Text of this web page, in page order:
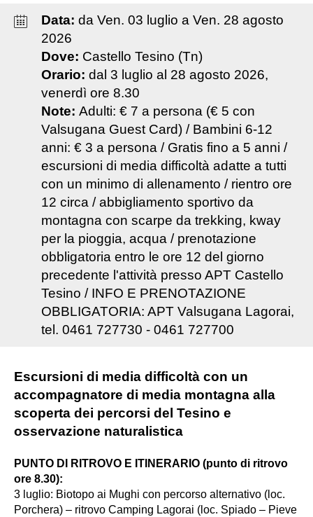
Data: da Ven. 03 luglio a Ven. 28 agosto
2026
Dove: Castello Tesino (Tn)
Orario: dal 3 luglio al 28 agosto 2026,
venerdì ore 8.30
Note: Adulti: € 7 a persona (€ 5 con
Valsugana Guest Card) / Bambini 6-12
anni: € 3 a persona / Gratis fino a 5 anni /
escursioni di media difficoltà adatte a tutti
con un minimo di allenamento / rientro ore
12 circa / abbigliamento sportivo da
montagna con scarpe da trekking, kway
per la pioggia, acqua / prenotazione
obbligatoria entro le ore 12 del giorno
precedente l'attività presso APT Castello
Tesino / INFO E PRENOTAZIONE
OBBLIGATORIA: APT Valsugana Lagorai,
tel. 0461 727730 - 0461 727700
Escursioni di media difficoltà con un
accompagnatore di media montagna alla
scoperta dei percorsi del Tesino e
osservazione naturalistica
PUNTO DI RITROVO E ITINERARIO (punto di ritrovo
ore 8.30):
3 luglio: Biotopo ai Mughi con percorso alternativo (loc.
Porchera) – ritrovo Camping Lagorai (loc. Spiado – Pieve